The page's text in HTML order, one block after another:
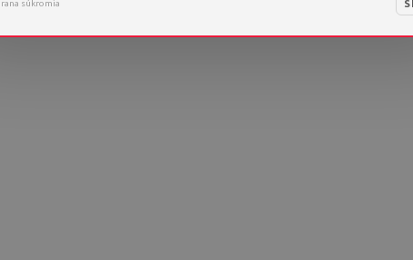
Zaregistrujte sa
súkromia